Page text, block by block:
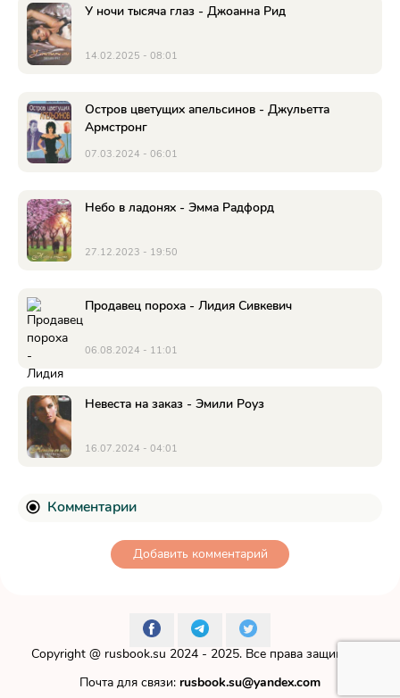
У ночи тысяча глаз - Джоанна Рид
14.02.2025 - 08:01
Остров цветущих апельсинов - Джульетта
Армстронг
07.03.2024 - 06:01
Небо в ладонях - Эмма Радфорд
27.12.2023 - 19:50
Продавец пороха - Лидия Сивкевич
06.08.2024 - 11:01
Невеста на заказ - Эмили Роуз
16.07.2024 - 04:01
Комментарии
Добавить комментарий
Copyright @ rusbook.su 2024 - 2025. Все права защищены.
Почта для связи: rusbook.su@yandex.com